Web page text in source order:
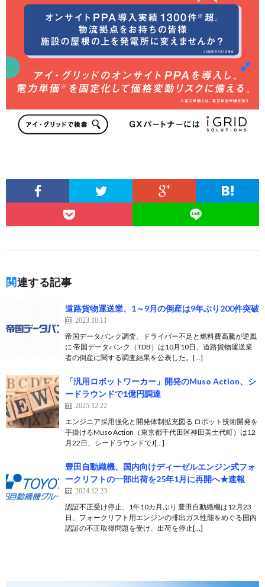
関連する記事
道路貨物運送業、1～9月の倒産は9年ぶり200件突破
2023.10.11
帝国データバンク調査、ドライバー不足と燃料費高騰が逆風
に 帝国データバンク（TDB）は10月10日、道路貨物運送業
者の倒産に関する調査結果を公表した。[…]
「汎用ロボットワーカー」開発のMuso Action、シ
ードラウンドで1億円調達
2025.12.22
エンジニア採用強化と開発体制拡充図る ロボット技術開発を
手掛けるMuso Action（東京都千代田区神田美土代町）は12
月22日、シードラウンドでJ[…]
豊田自動織機、国内向けディーゼルエンジン式フォ
ークリフトの一部出荷を25年1月に再開へ★速報
2024.12.23
認証不正受け停止、1年10カ月ぶり 豊田自動織機は12月23
日、フォークリフト用エンジンの排出ガス性能をめぐる国内
認証の不正取得問題を受け、出荷を停止[…]